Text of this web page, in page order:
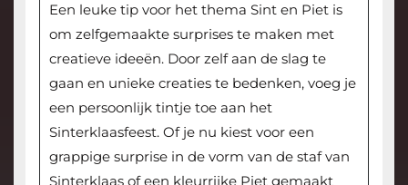
Een leuke tip voor het thema Sint en Piet is
om zelfgemaakte surprises te maken met
creatieve ideeën. Door zelf aan de slag te
gaan en unieke creaties te bedenken, voeg je
een persoonlijk tintje toe aan het
Sinterklaasfeest. Of je nu kiest voor een
grappige surprise in de vorm van de staf van
Sinterklaas of een kleurrijke Piet gemaakt